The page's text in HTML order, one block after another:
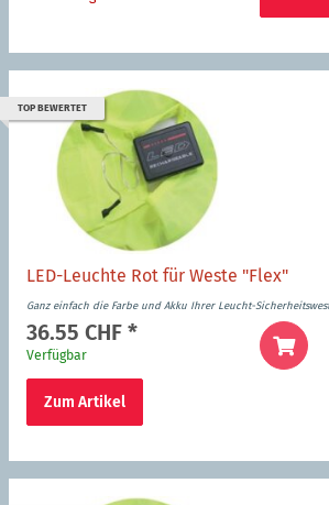
TOP BEWERTET
LED-Leuchte Rot für Weste "Flex"
Ganz einfach die Farbe und Akku Ihrer Leucht-
36.55 CHF *
Verfügbar
Zum Artikel